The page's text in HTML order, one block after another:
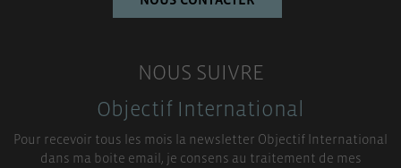
NOUS SUIVRE
Objectif International
Pour recevoir tous les mois la newsletter Objectif International
dans ma boite email, je consens au traitement de mes